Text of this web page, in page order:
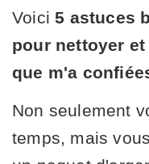
Voici5 astuces
pour nettoyer
que m'a
Non seulement
temps, mais